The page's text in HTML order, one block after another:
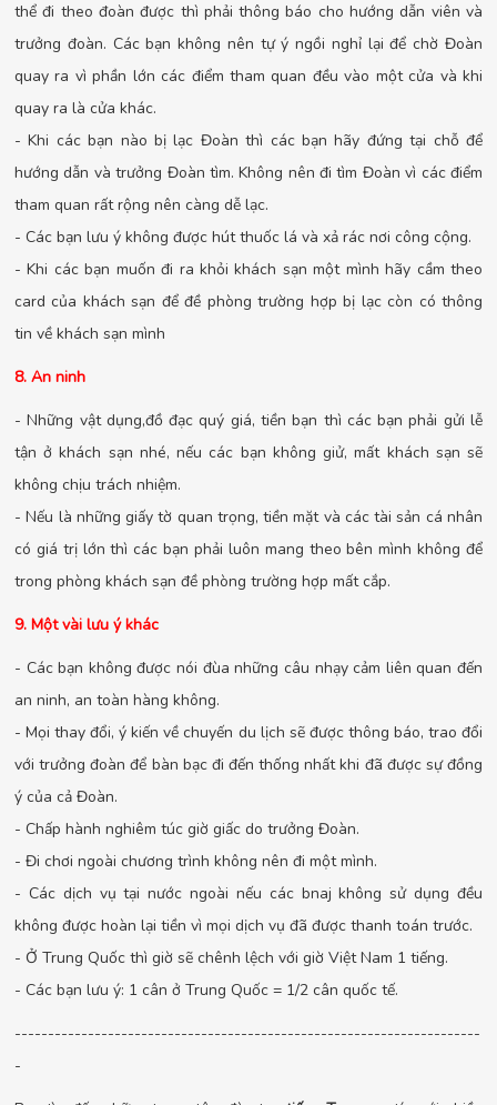
thể đi theo đoàn được thì phải thông báo cho hướng dẫn viên và
trưởng đoàn. Các bạn không nên tự ý ngồi nghỉ lại để chờ Đoàn
quay ra vì phần lớn các điểm tham quan đều vào một cửa và khi
quay ra là cửa khác.
- Khi các bạn nào bị lạc Đoàn thì các bạn hãy đứng tại chỗ để
hướng dẫn và trưởng Đoàn tìm. Không nên đi tìm Đoàn vì các điểm
tham quan rất rộng nên càng dễ lạc.
- Các bạn lưu ý không được hút thuốc lá và xả rác nơi công cộng.
- Khi các bạn muốn đi ra khỏi khách sạn một mình hãy cầm theo
card của khách sạn để đề phòng trường hợp bị lạc còn có thông
tin về khách sạn mình
8. An ninh
- Những vật dụng,đồ đạc quý giá, tiền bạn thì các bạn phải gửi lễ
tận ở khách sạn nhé, nếu các bạn không giử, mất khách sạn sẽ
không chịu trách nhiệm.
- Nếu là những giấy tờ quan trọng, tiền mặt và các tài sản cá nhân
có giá trị lớn thì các bạn phải luôn mang theo bên mình không để
trong phòng khách sạn đề phòng trường hợp mất cắp.
9. Một vài lưu ý khác
- Các bạn không được nói đùa những câu nhạy cảm liên quan đến
an ninh, an toàn hàng không.
- Mọi thay đổi, ý kiến về chuyến du lịch sẽ được thông báo, trao đổi
với trưởng đoàn để bàn bạc đi đến thống nhất khi đã được sự đồng
ý của cả Đoàn.
- Chấp hành nghiêm túc giờ giấc do trưởng Đoàn.
- Đi chơi ngoài chương trình không nên đi một mình.
- Các dịch vụ tại nước ngoài nếu các bnaj không sử dụng đều
không được hoàn lại tiền vì mọi dịch vụ đã được thanh toán trước.
- Ở Trung Quốc thì giờ sẽ chênh lệch với giờ Việt Nam 1 tiếng.
- Các bạn lưu ý: 1 cân ở Trung Quốc = 1/2 cân quốc tế.
----------------------------------------------------------------------
-